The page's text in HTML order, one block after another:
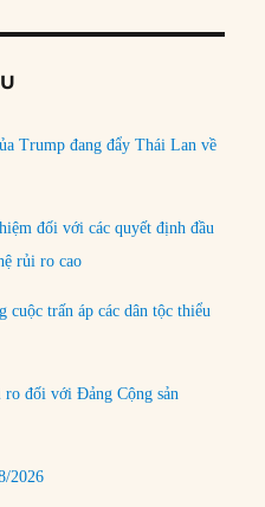
Trump đang đẩy Thái Lan về
đối với các quyết định đầu
rủi ro cao
cuộc trấn áp các dân tộc thiểu
đối với Đảng Cộng sản
2026